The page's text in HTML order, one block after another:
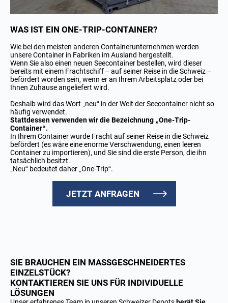
WAS IST EIN ONE-TRIP-CONTAINER?
Wie bei den meisten anderen Containerunternehmen werden
unsere Container in Fabriken im Ausland hergestellt.
Wenn Sie also einen neuen Seecontainer bestellen, wird dieser
bereits mit einem Frachtschiff – auf seiner Reise in die Schweiz –
befördert worden sein, wenn er an Ihrem Arbeitsplatz oder bei
Ihnen Zuhause angeliefert wird.
Deshalb wird das Wort „neu“ in der Welt der Seecontainer nicht so
häufig verwendet.
Stattdessen verwenden wir die Bezeichnung „One-Trip-
Container“.
In Ihrem Container wurde Fracht auf seiner Reise in die Schweiz
befördert (es wäre eine enorme Verschwendung, einen leeren
Container zu importieren), und Sie sind die erste Person, die ihn
tatsächlich besitzt.
„Neu“ bedeutet daher „One-Trip“.
JETZT ANFRAGEN
SIE BRAUCHEN EIN MASSGESCHNEIDERTES
EINZELSTÜCK?
KONTAKTIEREN SIE UNS FÜR INDIVIDUELLE
LÖSUNGEN